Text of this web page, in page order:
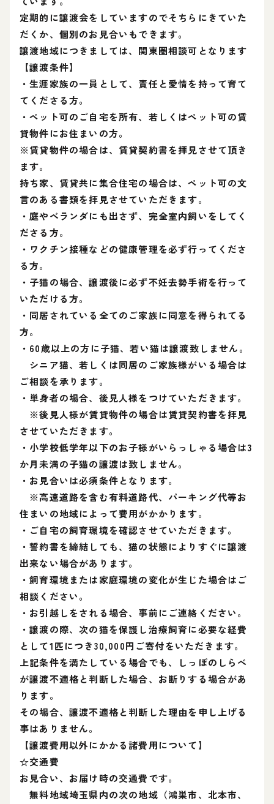
定期的に譲渡会をしていますのでそちらにきていた
だくか、個別のお見合いもできます。
譲渡地域につきましては、関東圏相談可となります
【譲渡条件】
・生涯家族の一員として、責任と愛情を持って育て
てくださる方。
・ペット可のご自宅を所有、若しくはペット可の賃
貸物件にお住まいの方。
※賃貸物件の場合は、賃貸契約書を拝見させて頂き
ます。
持ち家、賃貸共に集合住宅の場合は、ペット可の文
言のある書類を拝見させていただきます。
・庭やベランダにも出さず、完全室内飼いをしてく
ださる方。
・ワクチン接種などの健康管理を必ず行ってくださ
る方。
・子猫の場合、譲渡後に必ず不妊去勢手術を行って
いただける方。
・同居されている全てのご家族に同意を得られてる
方。
・60歳以上の方に子猫、若い猫は譲渡致しません。
シニア猫、若しくは同居のご家族様がいる場合は
ご相談を承ります。
・単身者の場合、後見人様をつけていただきます。
※後見人様が賃貸物件の場合は賃貸契約書を拝見
させていただきます。
・小学校低学年以下のお子様がいらっしゃる場合は3
か月未満の子猫の譲渡は致しません。
・お見合いは必須条件となります。
※高速道路を含む有料道路代、パーキング代等お
住まいの地域によって費用がかかります。
・ご自宅の飼育環境を確認させていただきます。
・誓約書を締結しても、猫の状態によりすぐに譲渡
出来ない場合があります。
・飼育環境または家庭環境の変化が生じた場合はご
相談ください。
・お引越しをされる場合、事前にご連絡ください。
・譲渡の際、次の猫を保護し治療飼育に必要な経費
として1匹につき30,000円ご寄付をいただきます。
上記条件を満たしている場合でも、しっぽのしらべ
が譲渡不適格と判断した場合、お断りする場合があ
ります。
その場合、譲渡不適格と判断した理由を申し上げる
事はありません。
【譲渡費用以外にかかる諸費用について】
☆交通費
お見合い、お届け時の交通費です。
無料地域埼玉県内の次の地域（鴻巣市、北本市、